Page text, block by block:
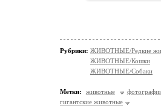
Рубрики: ЖИВОТНЫЕ/Редкие
ЖИВОТНЫЕ/Кошки
ЖИВОТНЫЕ/Собаки
Метки: животные
гигантские животные